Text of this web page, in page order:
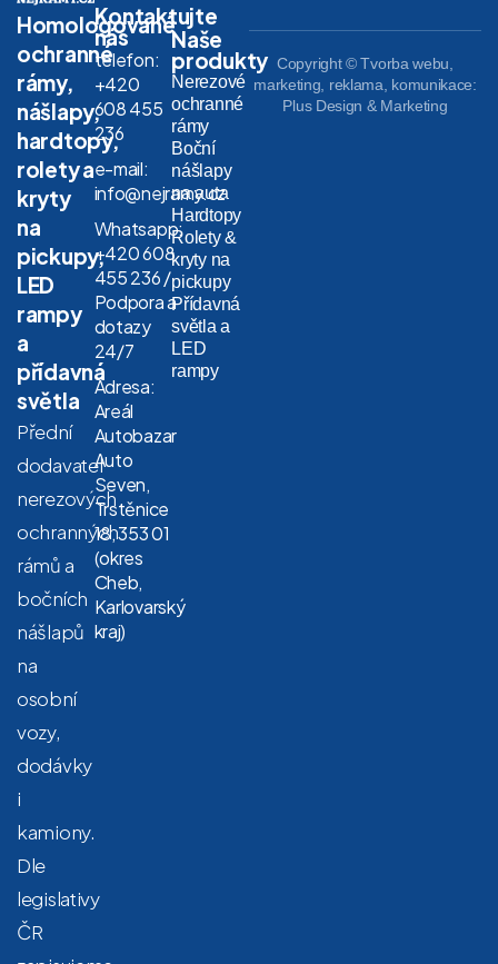
Homologované
ochranné
rámy,
nášlapy,
hardtopy,
rolety a
kryty
na
pickupy,
LED
rampy
a
přídavná
světla
Přední
dodavatel
nerezových
ochranných
rámů a
bočních
nášlapů
na
osobní
vozy,
dodávky
i
kamiony.
Dle
legislativy
ČR
Kontaktujte
nás
telefon:
+420
608 455
236
e-mail:
info@nejramy.cz
Whatsapp:
+420 608
455 236 /
Podpora a
dotazy
24/7
Adresa:
Areál
Autobazar
Auto
Seven,
Trstěnice
18, 353 01
(okres
Cheb,
Karlovarský
kraj)
Naše
produkty
Nerezové
ochranné
rámy
Boční
nášlapy
na auta
Hardtopy
Rolety &
kryty na
pickupy
Přídavná
světla a
LED
rampy
Copyright © Tvorba webu,
marketing, reklama, komunikace:
Plus Design & Marketing